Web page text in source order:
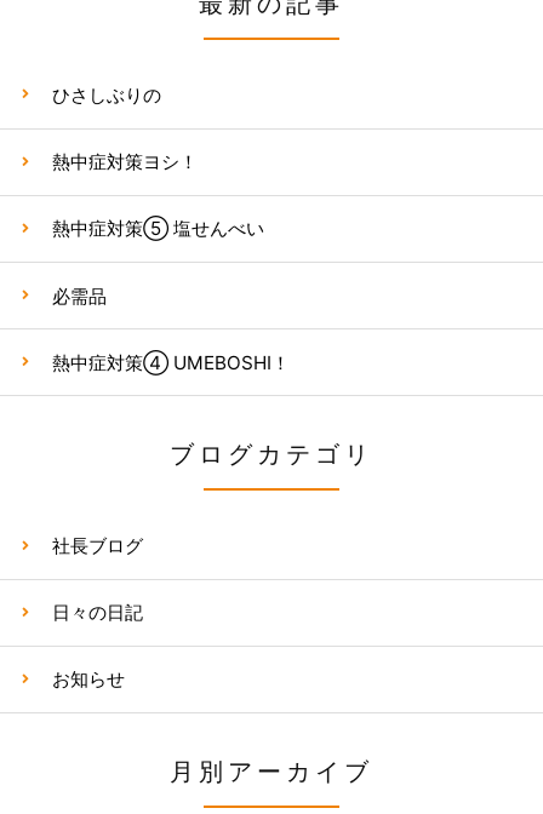
ひさしぶりの
熱中症対策ヨシ！
熱中症対策⑤ 塩せんべい
必需品
熱中症対策④ UMEBOSHI！
ブログカテゴリ
社長ブログ
日々の日記
お知らせ
月別アーカイブ